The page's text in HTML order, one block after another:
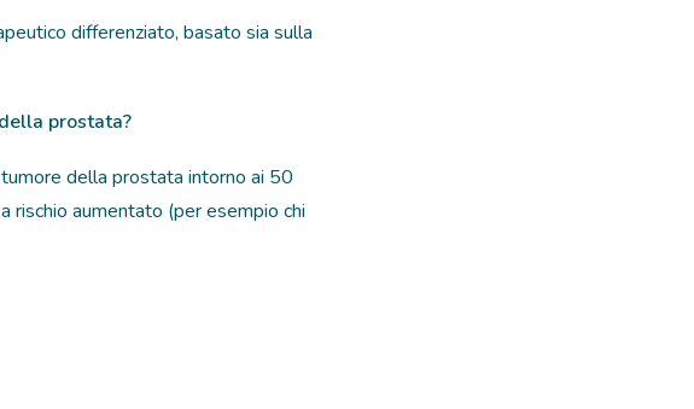
differenziato, basato sia sulla
prostata?
della prostata intorno ai 50
rischio aumentato (per esempio chi